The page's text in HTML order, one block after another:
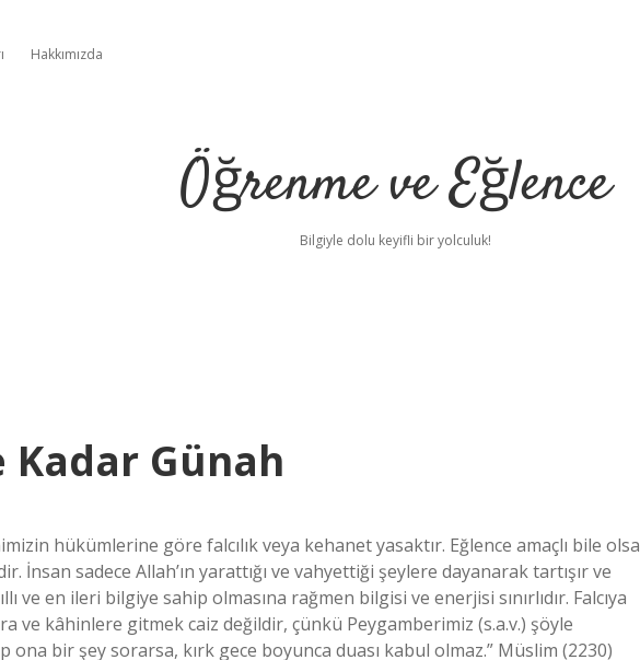
Hakkımızda
Öğrenme ve Eğlence
Bilgiyle dolu keyifli bir yolculuk!
Kadar Günah
hükümlerine göre falcılık veya kehanet yasaktır. Eğlence amaçlı bile olsa
İnsan sadece Allah’ın yarattığı ve vahyettiği şeylere dayanarak tartışır ve
ve en ileri bilgiye sahip olmasına rağmen bilgisi ve enerjisi sınırlıdır. Falcıya
ve kâhinlere gitmek caiz değildir, çünkü Peygamberimiz (s.a.v.) şöyle
ona bir şey sorarsa, kırk gece boyunca duası kabul olmaz.” Müslim (2230)